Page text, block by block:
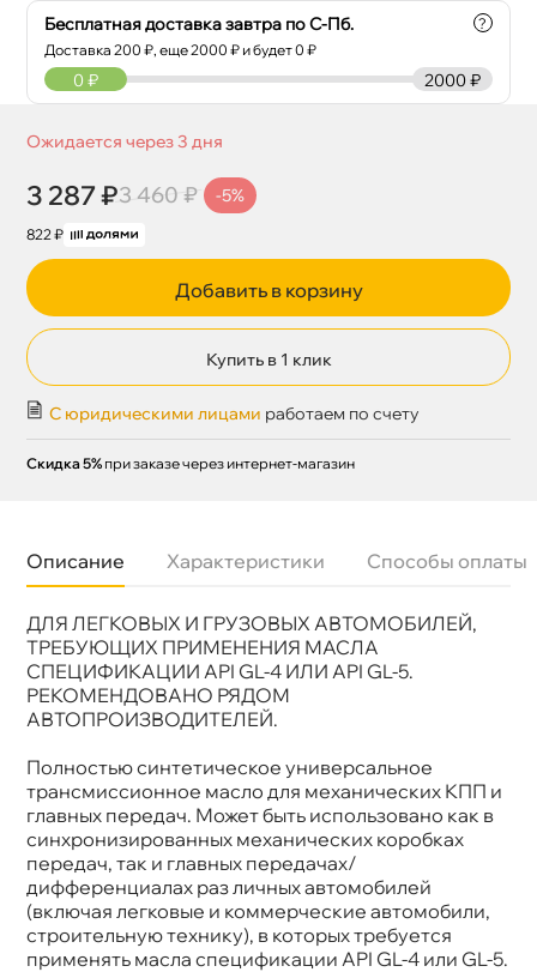
Бесплатная доставка завтра по С-Пб.
Доставка200 ₽, еще2000 ₽ и будет 0 ₽
?
2000 ₽
0 ₽
Ожидается через 3 дня
3 287 ₽3 460 ₽ -5%
822 ₽
Добавить в корзину
Купить в 1 клик
С юридическими лицами работаем по счету
Скидка 5% при заказе через интернет-магазин
Описание Характеристики Способы оплаты
ДЛЯ ЛЕГКОВЫХ И ГРУЗОВЫХ АВТОМОБИЛЕЙ,
ТРЕБУЮЩИХ ПРИМЕНЕНИЯ МАСЛА
СПЕЦИФИКАЦИИ API GL-4 ИЛИ API GL-5.
РЕКОМЕНДОВАНО РЯДОМ
АВТОПРОИЗВОДИТЕЛЕЙ.
Полностью синтетическое универсальное
трансмиссионное масло для механических КПП и
лавных передач. Может быть использовано как
синхронизированных механических коробках
передач, так и главных передачах/
дифференциалах раз личных автомобилей
(включая легковые и коммерческие автомобили,
строительную технику), в которых требуется
применять масла спецификации API GL-4 или GL-5.
язкость
75W-90
Бренд
Castrol
Тип масла
Синтетика
Допуски
Scania STO 1:0,MAn 3343 Type S, MB 235.8, ZF
Спецификации
APi GL- 4/ APi GL- 5/APi MT-1
Объем
1л
Применение
МКПП